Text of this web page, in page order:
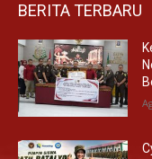
BERITA TERBARU